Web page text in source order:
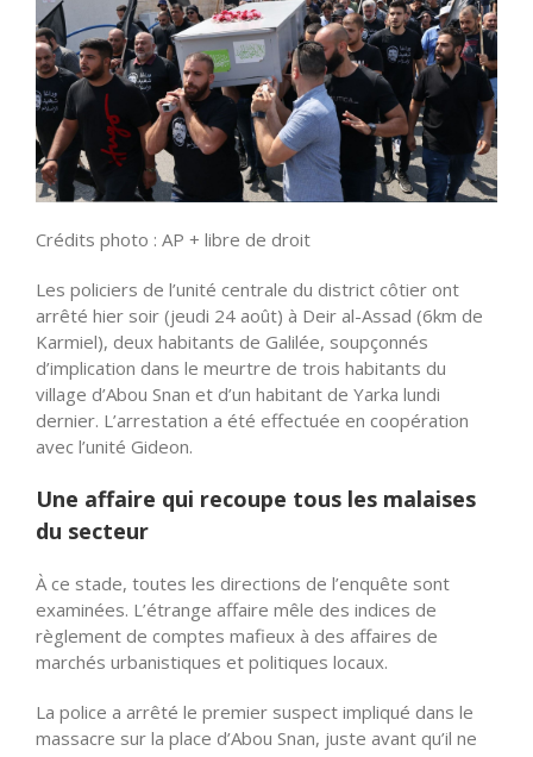
Crédits photo : AP + libre de droit
Les policiers de l’unité centrale du district côtier ont
arrêté hier soir (jeudi 24 août) à Deir al-Assad (6km de
Karmiel), deux habitants de Galilée, soupçonnés
d’implication dans le meurtre de trois habitants du
village d’Abou Snan et d’un habitant de Yarka lundi
dernier. L’arrestation a été effectuée en coopération
avec l’unité Gideon.
Une affaire qui recoupe tous les malaises
du secteur
À ce stade, toutes les directions de l’enquête sont
examinées. L’étrange affaire mêle des indices de
règlement de comptes mafieux à des affaires de
marchés urbanistiques et politiques locaux.
La police a arrêté le premier suspect impliqué dans le
massacre sur la place d’Abou Snan, juste avant qu’il ne